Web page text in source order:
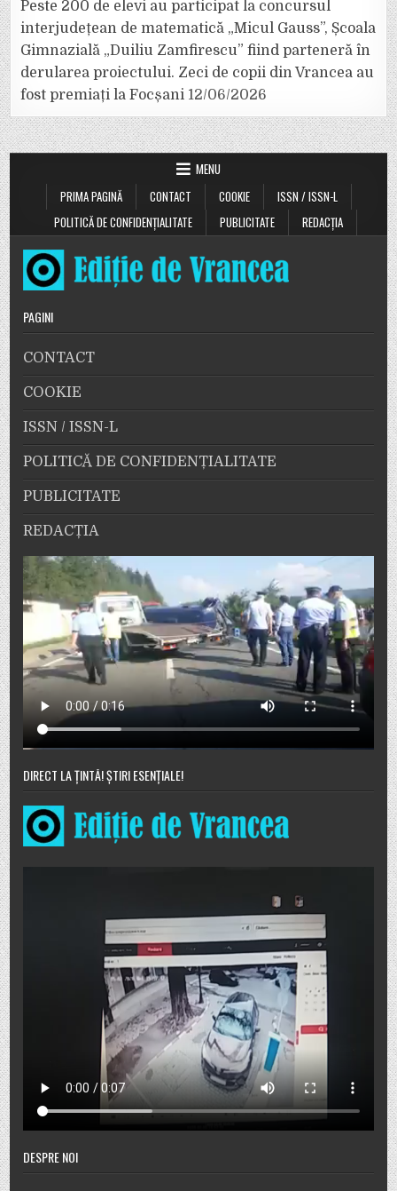
Peste 200 de elevi au participat la concursul
interjudețean de matematică „Micul Gauss”, Școala
Gimnazială „Duiliu Zamfirescu” fiind parteneră în
derularea proiectului. Zeci de copii din Vrancea au
fost premiați la Focșani 12/06/2026
MENU
PRIMA PAGINĂ
CONTACT COOKIE
ISSN / ISSN-L
POLITICĂ DE CONFIDENȚIALITATE
PUBLICITATE REDACȚIA
PAGINI
CONTACT
COOKIE
ISSN / ISSN-L
POLITICĂ DE CONFIDENȚIALITATE
PUBLICITATE
REDACȚIA
DIRECT LA ȚINTĂ! ȘTIRI ESENȚIALE!
DESPRE NOI